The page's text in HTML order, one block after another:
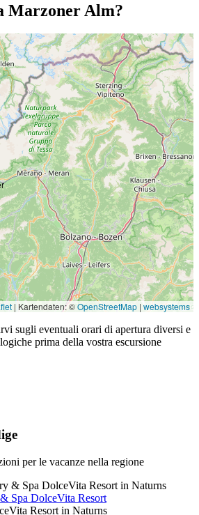
Marzoner Alm?
| Kartendaten: ©OpenStreetMap | websystems
sugli eventuali orari di apertura diversi e
prima della vostra escursione
per le vacanze nella regione
Spa DolceVita Resort